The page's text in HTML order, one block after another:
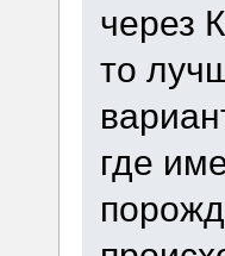
через
то
где